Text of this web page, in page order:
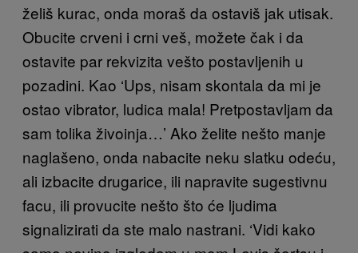
želiš kurac, onda moraš da ostaviš jak utisak.
Obucite crveni i crni veš, možete čak i da
ostavite par rekvizita vešto postavljenih u
pozadini. Kao ‘Ups, nisam skontala da mi je
ostao vibrator, ludica mala! Pretpostavljam da
sam tolika živoinja…’ Ako želite nešto manje
naglašeno, onda nabacite neku slatku odeću,
ali izbacite drugarice, ili napravite sugestivnu
facu, ili provucite nešto što će ljudima
signalizirati da ste malo nastrani. ‘Vidi kako